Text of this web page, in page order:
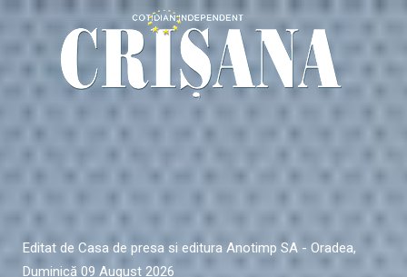
Editat de Casa de presa si editura Anotimp SA - Oradea,
Duminică 09 August 2026